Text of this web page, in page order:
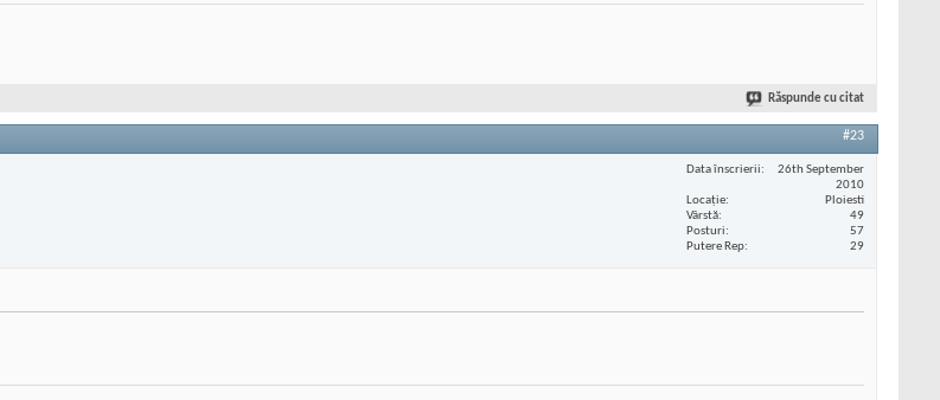
Răspunde cu citat
#23
Data înscrierii
26th September
2010
Locaţie
Ploiesti
Vârstă
49
Posturi
57
Putere Rep
29